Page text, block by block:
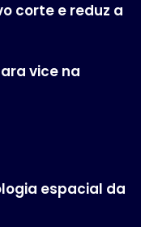
corte e reduz a
vice na
espacial da